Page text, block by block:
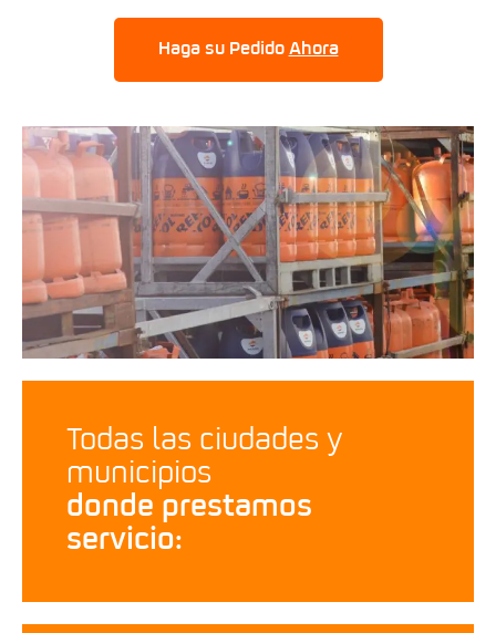
Haga su PedidoAhora
Todas las ciudades y
municipios
donde prestamos
servicio: